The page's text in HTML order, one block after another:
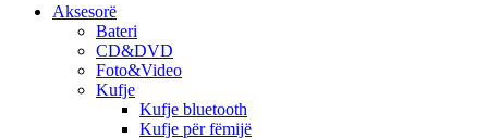
Aksesorë
Bateri
CD&DVD
Foto&Video
Kufje
Kufje bluetooth
Kufje për fëmijë